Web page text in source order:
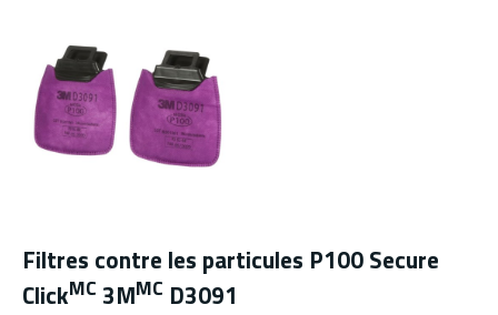
Filtres contre les particules P100 Secure
ClickMC 3MMC D3091